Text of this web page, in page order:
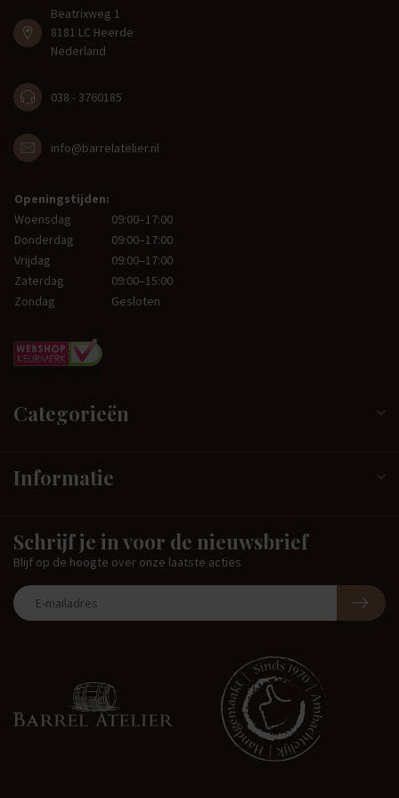
Beatrixweg 1
8181 LC Heerde
Nederland
038 - 3760185
info@barrelatelier.nl
Openingstijden:
Woensdag
09:00–17:00
Donderdag
09:00–17:00
Vrijdag
09:00–17:00
Zaterdag
09:00–15:00
Zondag
Gesloten
Categorieën
Informatie
Schrijf je in voor de nieuwsbrief
Blijf op de hoogte over onze laatste acties